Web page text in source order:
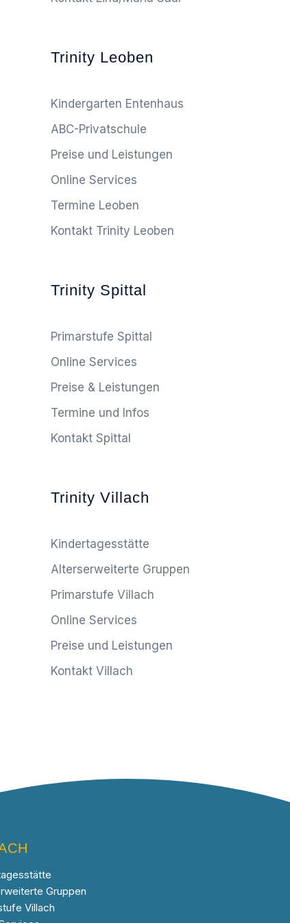
Trinity Leoben
Kindergarten Entenhaus
ABC-Privatschule
Preise und Leistungen
Online Services
Termine Leoben
Kontakt Trinity Leoben
Trinity Spittal
Primarstufe Spittal
Online Services
Preise & Leistungen
Termine und Infos
Kontakt Spittal
Trinity Villach
Kindertagesstätte
Alterserweiterte Gruppen
Primarstufe Villach
Online Services
Preise und Leistungen
Kontakt Villach
Gruppen
Villach